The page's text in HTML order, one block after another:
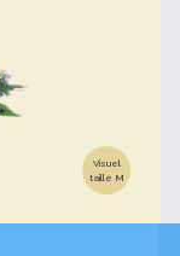
Visuel
taille M